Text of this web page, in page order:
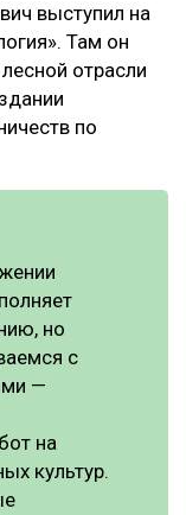
выступил на
Там он
отрасли
по
но
с
—
на
культур.